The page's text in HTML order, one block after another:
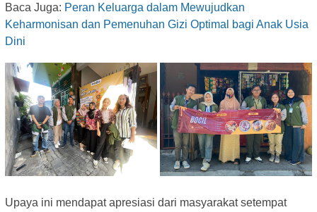
Baca Juga: Peran Keluarga dalam Mewujudkan
Keharmonisan dan Pemenuhan Gizi Optimal bagi Anak Usia
Dini
Upaya ini mendapat apresiasi dari masyarakat setempat